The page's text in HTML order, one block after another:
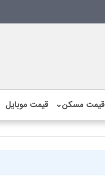
قیمت مسکن⌄ قیمت موبایل